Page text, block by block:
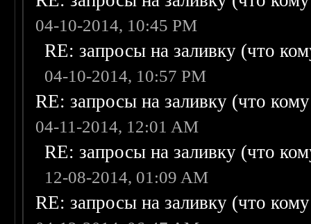
04-10-2014, 10:45 PM
RE: запросы на заливку (что
04-10-2014, 10:57 PM
RE: запросы на заливку (что
04-11-2014, 12:01 AM
RE: запросы на заливку (что
12-08-2014, 01:09 AM
RE: запросы на заливку (что